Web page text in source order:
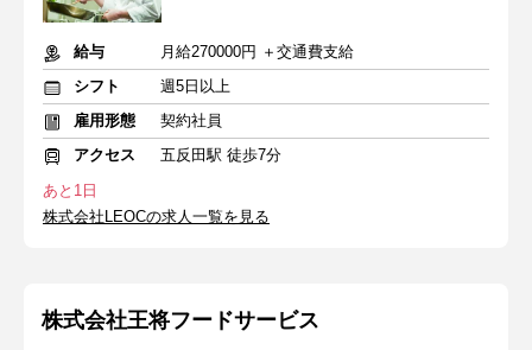
給与
月給270000円 ＋交通費支給
シフト
週5日以上
雇用形態
契約社員
アクセス
五反田駅 徒歩7分
あと1日
株式会社LEOCの求人一覧を見る
株式会社王将フードサービス